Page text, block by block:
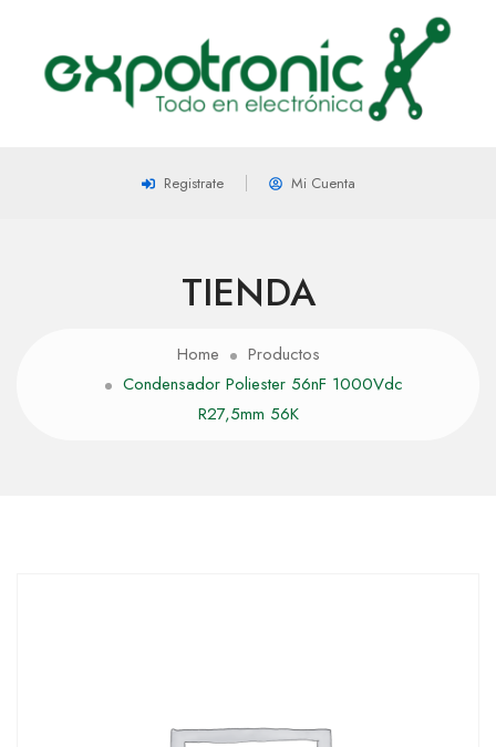
Registrate Mi Cuenta
TIENDA
Home
Productos
Condensador Poliester 56nF 1000Vdc
R27,5mm 56K